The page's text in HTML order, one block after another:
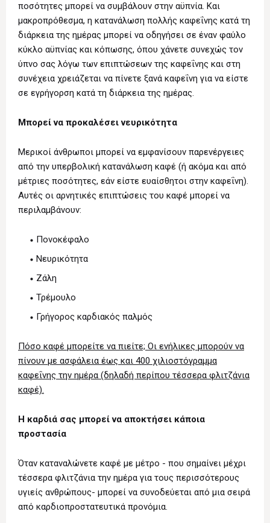
ποσότητες μπορεί να συμβάλουν στην αϋπνία. Και
μακροπρόθεσμα, η κατανάλωση πολλής καφεΐνης κατά τη
διάρκεια της ημέρας μπορεί να οδηγήσει σε έναν φαύλο
κύκλο αϋπνίας και κόπωσης, όπου χάνετε συνεχώς τον
ύπνο σας λόγω των επιπτώσεων της καφεΐνης και στη
συνέχεια χρειάζεται να πίνετε ξανά καφεΐνη για να είστε
σε εγρήγορση κατά τη διάρκεια της ημέρας.
Μπορεί να προκαλέσει νευρικότητα
Μερικοί άνθρωποι μπορεί να εμφανίσουν παρενέργειες
από την υπερβολική κατανάλωση καφέ (ή ακόμα και από
μέτριες ποσότητες, εάν είστε ευαίσθητοι στην καφεΐνη).
Αυτές οι αρνητικές επιπτώσεις του καφέ μπορεί να
περιλαμβάνουν:
Πονοκέφαλο
Νευρικότητα
Ζάλη
Τρέμουλο
Γρήγορος καρδιακός παλμός
Πόσο καφέ μπορείτε να πιείτε; Οι ενήλικες μπορούν να
πίνουν με ασφάλεια έως και 400 χιλιοστόγραμμα
καφεΐνης την ημέρα (δηλαδή περίπου τέσσερα φλιτζάνια
καφέ).
Η καρδιά σας μπορεί να αποκτήσει κάποια
προστασία
Όταν καταναλώνετε καφέ με μέτρο - που σημαίνει μέχρι
τέσσερα φλιτζάνια την ημέρα για τους περισσότερους
υγιείς ανθρώπους- μπορεί να συνοδεύεται από μια σειρά
από καρδιοπροστατευτικά προνόμια.